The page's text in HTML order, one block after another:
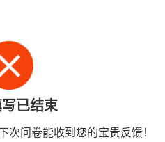
已结束
次问卷能收到您的宝贵反馈！